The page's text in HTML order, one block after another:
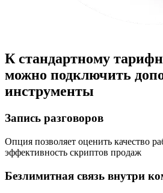
К стандартному
можно подключить
инструменты
Запись разговоров
Опция позволяет оценить качество
эффективность скриптов продаж
Безлимитная связь внутри